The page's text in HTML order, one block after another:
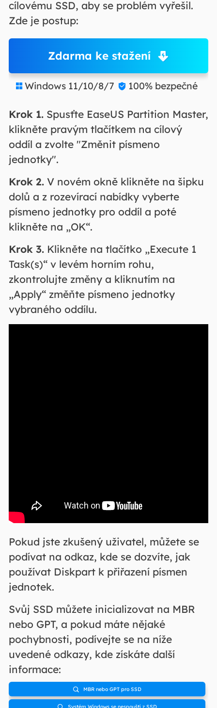
cílovému SSD, aby se problém vyřešil.
Zde je postup:
Zdarma ke stažení
 Windows 11/10/8/7  100% bezpečné
Krok 1.Spusťte EaseUS Partition Master,
klikněte pravým tlačítkem na cílový
oddíl a zvolte "Změnit písmeno
jednotky".
Krok 2.V novém okně klikněte na šipku
dolů a z rozevírací nabídky vyberte
písmeno jednotky pro oddíl a poté
klikněte na „OK“.
Krok 3.Klikněte na tlačítko „Execute 1
Task(s)“ v levém horním rohu,
zkontrolujte změny a kliknutím na
„Apply“ změňte písmeno jednotky
vybraného oddílu.
Pokud jste zkušený uživatel, můžete se
podívat na odkaz, kde se dozvíte, jak
používat Diskpart k přiřazení písmen
jednotek.
Svůj SSD můžete inicializovat na MBR
nebo GPT, a pokud máte nějaké
pochybnosti, podívejte se na níže
uvedené odkazy, kde získáte další
informace:
 MBR nebo GPT pro SSD
Systém Windows se nespouští z SSD